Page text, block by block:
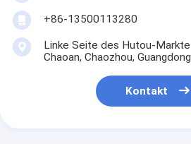
+86-13500113280
Linke Seite des Hutou-
Chaoan, Chaozhou,
Kontakt